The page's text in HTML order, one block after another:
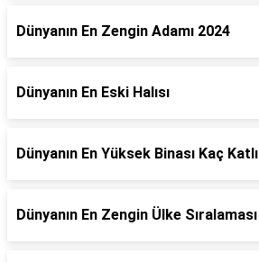
Dünyanın En Zengin Adamı 2024
Dünyanın En Eski Halısı
Dünyanın En Yüksek Binası Kaç Katlı
Dünyanın En Zengin Ülke Sıralaması